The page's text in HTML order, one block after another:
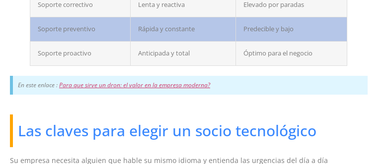
Soporte correctivo Lenta y reactiva Elevado por paradas
Soporte preventivo Rápida y constante Predecible y bajo
Soporte proactivo Anticipada y total Óptimo para el negocio
En este enlace :Para que sirve un dron: el valor en la empresa moderna?
Las claves para elegir un socio tecnológico
Su empresa necesita alguien que hable su mismo idioma y entienda las urgencias del día a día